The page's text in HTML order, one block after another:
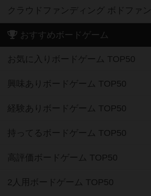
クラウドファンディング ボドファン
おすすめボードゲーム
お気に入りボードゲーム TOP50
興味ありボードゲーム TOP50
経験ありボードゲーム TOP50
持ってるボードゲーム TOP50
高評価ボードゲーム TOP50
2人用ボードゲーム TOP50